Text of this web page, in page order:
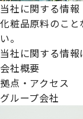
当社に関する情報
化粧品原料のこ
い。
当社に関する情報
会社概要
拠点・アクセス
グループ会社